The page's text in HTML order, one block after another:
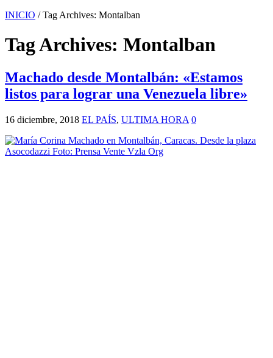
INICIO / Tag Archives: Montalban
Tag Archives: Montalban
Machado desde Montalbán: «Estamos
listos para lograr una Venezuela libre»
16 diciembre, 2018 EL PAÍS, ULTIMA HORA 0